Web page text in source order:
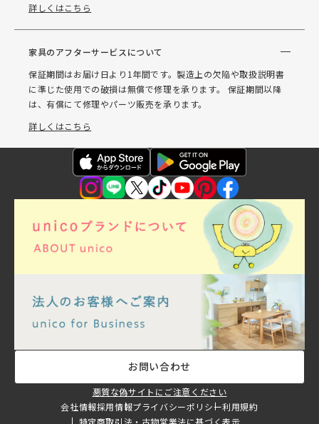
詳しくはこちら
家具のアフターサービスについて
保証期間はお届け日より1年間です。製造上の欠陥や取扱説明書
に準じた使用での破損は無償で修理を承ります。 保証期間以降
は、有償にて修理やパーツ販売を承ります。
詳しくはこちら
お問い合わせ
悪質な偽サイトにご注意ください
会社情報採用情報プライバシーポリシー利用規約
特定商取引法・古物営業法に基づく表示